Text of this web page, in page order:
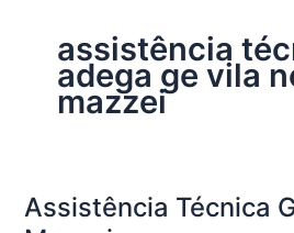
assistência
adega ge vila
mazzei
Assistência Técnica